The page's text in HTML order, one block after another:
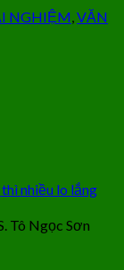
NGHIỆM,VĂN
nhiều lo lắng
Tô Ngọc Sơn